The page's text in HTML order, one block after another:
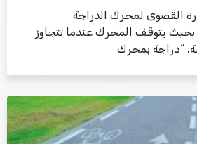
القصوى لمحرك الدراجة
250 واط، بحيث يتوقف المحرك عندما تتجاوز